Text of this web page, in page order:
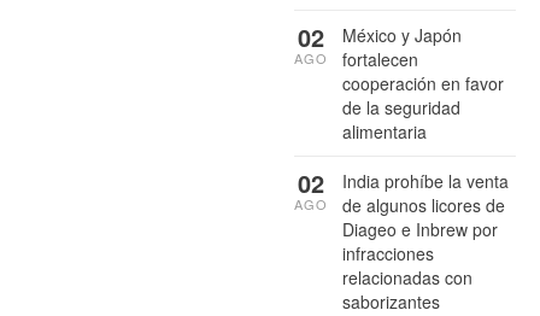
México y Japón
fortalecen
cooperación en favor
de la seguridad
alimentaria
02
AGO
India prohíbe la venta
de algunos licores de
Diageo e Inbrew por
infracciones
relacionadas con
saborizantes
02
AGO